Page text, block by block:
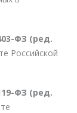
ФЗ (ред.
Российской
ФЗ (ред.